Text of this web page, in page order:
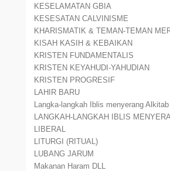
KESELAMATAN GBIA
KESESATAN CALVINISME
KHARISMATIK & TEMAN-TEMAN
KISAH KASIH & KEBAIKAN
KRISTEN FUNDAMENTALIS
KRISTEN KEYAHUDI-YAHUDIAN
KRISTEN PROGRESIF
LAHIR BARU
Langka-langkah Iblis menyerang Alkitab
LANGKAH-LANGKAH IBLIS
LIBERAL
LITURGI (RITUAL)
LUBANG JARUM
Makanan Haram DLL